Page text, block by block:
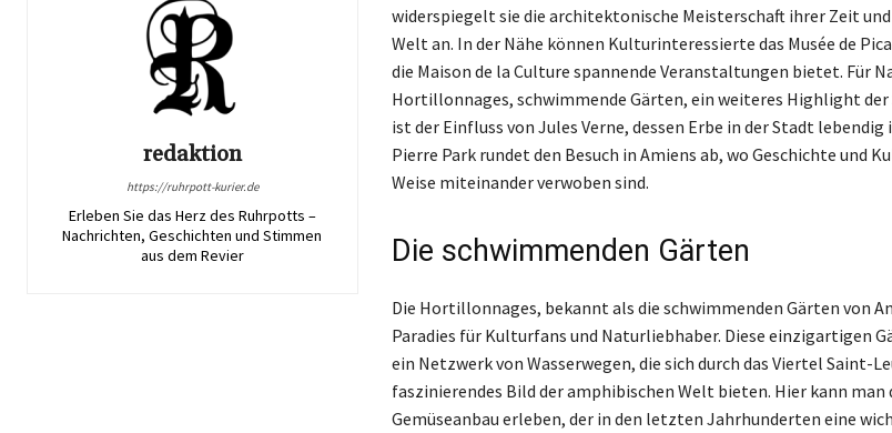
redaktion
https://ruhrpott-kurier.de
Erleben Sie das Herz des Ruhrpotts –
Nachrichten, Geschichten und Stimmen
aus dem Revier
widerspiegelt sie die architektonische Meisterschaft ihrer Zeit
Welt an. In der Nähe können Kulturinteressierte das Musée de
die Maison de la Culture spannende Veranstaltungen bietet. Für
Hortillonnages, schwimmende Gärten, ein weiteres Highlight der
ist der Einfluss von Jules Verne, dessen Erbe in der Stadt lebendig
Pierre Park rundet den Besuch in Amiens ab, wo Geschichte und
Weise miteinander verwoben sind.
Die schwimmenden Gärten
Die Hortillonnages, bekannt als die schwimmenden Gärten von
Paradies für Kulturfans und Naturliebhaber. Diese einzigartigen
ein Netzwerk von Wasserwegen, die sich durch das Viertel Saint-
faszinierendes Bild der amphibischen Welt bieten. Hier kann
Gemüseanbau erleben, der in den letzten Jahrhunderten eine